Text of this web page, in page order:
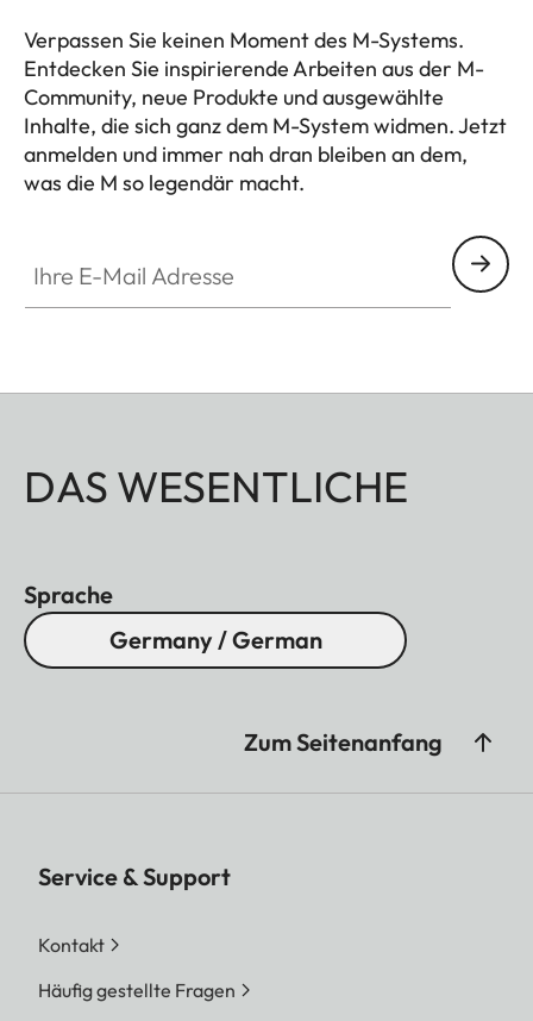
Verpassen Sie keinen Moment des M-Systems.
Entdecken Sie inspirierende Arbeiten aus der M-
Community, neue Produkte und ausgewählte
Inhalte, die sich ganz dem M-System widmen. Jetzt
anmelden und immer nah dran bleiben an dem,
was die M so legendär macht.
DAS WESENTLICHE
Sprache
Germany / German
Zum Seitenanfang
Service & Support
Kontakt
Häufig gestellte Fragen